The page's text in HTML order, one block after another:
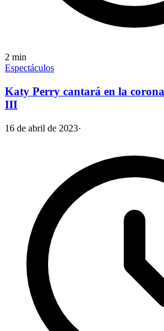
2 min
Espectáculos
Katy Perry cantará en la
III
16 de abril de 2023·